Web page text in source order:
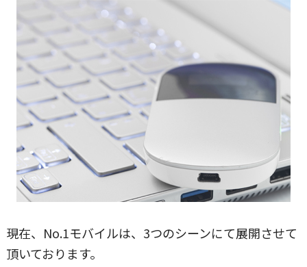
現在、No.1モバイルは、3つのシーンにて展開させて
頂いております。